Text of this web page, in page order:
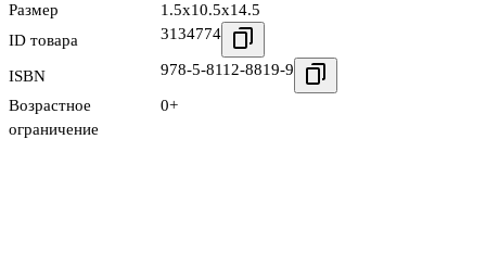
Размер
1.5x10.5x14.5
ID товара
3134774
ISBN 978-5-8112-8819-9
Возрастное
ограничение
0+